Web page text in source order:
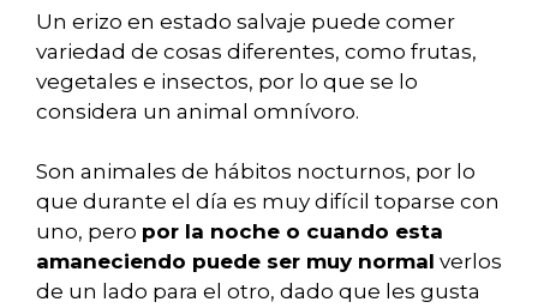
Un erizo en estado salvaje puede comer
variedad de cosas diferentes, como frutas,
vegetales e insectos, por lo que se lo
considera un animal omnívoro.
Son animales de hábitos nocturnos, por lo
que durante el día es muy difícil toparse con
uno, pero por la noche o cuando esta
amaneciendo puede ser muy normal verlos
de un lado para el otro, dado que les gusta